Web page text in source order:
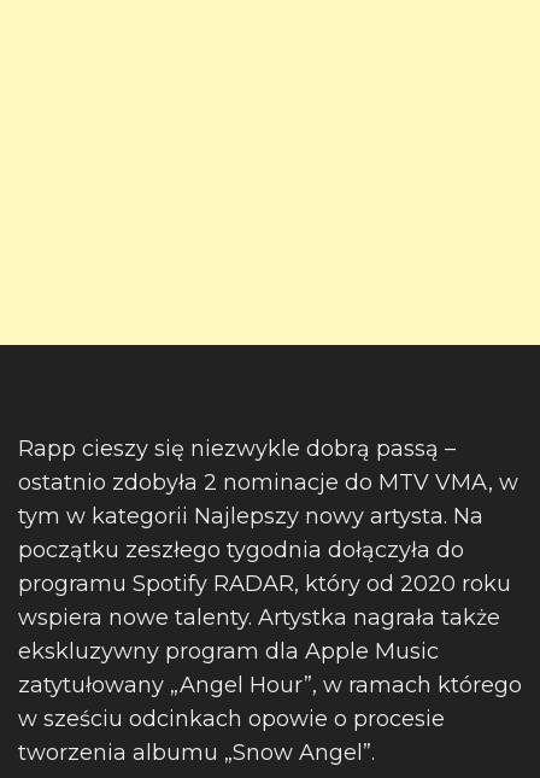
Rapp cieszy się niezwykle dobrą passą –
ostatnio zdobyła 2 nominacje do MTV VMA, w
tym w kategorii Najlepszy nowy artysta. Na
początku zeszłego tygodnia dołączyła do
programu Spotify RADAR, który od 2020 roku
wspiera nowe talenty. Artystka nagrała także
ekskluzywny program dla Apple Music
zatytułowany „Angel Hour”, w ramach którego
w sześciu odcinkach opowie o procesie
tworzenia albumu „Snow Angel”.